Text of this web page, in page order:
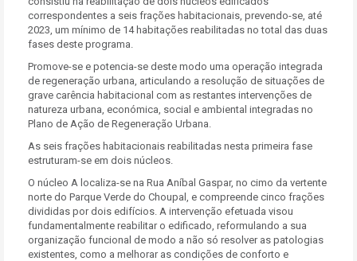
correspondentes a seis frações habitacionais, prevendo-se, até
2023, um mínimo de 14 habitações reabilitadas no total das duas
fases deste programa.
Promove-se e potencia-se deste modo uma operação integrada
de regeneração urbana, articulando a resolução de situações de
grave carência habitacional com as restantes intervenções de
natureza urbana, económica, social e ambiental integradas no
Plano de Ação de Regeneração Urbana.
As seis frações habitacionais reabilitadas nesta primeira fase
estruturam-se em dois núcleos.
O núcleo A localiza-se na Rua Aníbal Gaspar, no cimo da vertente
norte do Parque Verde do Choupal, e compreende cinco frações
divididas por dois edifícios. A intervenção efetuada visou
fundamentalmente reabilitar o edificado, reformulando a sua
organização funcional de modo a não só resolver as patologias
existentes, como a melhorar as condições de conforto e